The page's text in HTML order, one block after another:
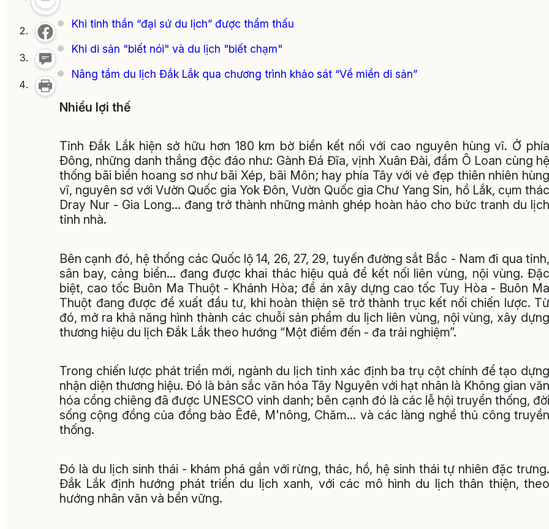
Khi tinh thần “đại sứ du lịch” được thẩm thấu
Khi di sản "biết nói" và du lịch "biết chạm"
Nâng tầm du lịch Đắk Lắk qua chương trình khảo sát “Về miền di sản”
Nhiều lợi thế
Tỉnh Đắk Lắk hiện sở hữu hơn 180 km bờ biển kết nối với cao nguyên hùng vĩ. Ở phía
Đông, những danh thắng độc đáo như: Gành Đá Đĩa, vịnh Xuân Đài, đầm Ô Loan cùng hệ
thống bãi biển hoang sơ như bãi Xép, bãi Môn; hay phía Tây với vẻ đẹp thiên nhiên hùng
vĩ, nguyên sơ với Vườn Quốc gia Yok Đôn, Vườn Quốc gia Chư Yang Sin, hồ Lắk, cụm thác
Dray Nur - Gia Long… đang trở thành những mảnh ghép hoàn hảo cho bức tranh du lịch
tỉnh nhà.
Bên cạnh đó, hệ thống các Quốc lộ 14, 26, 27, 29, tuyến đường sắt Bắc - Nam đi qua tỉnh,
sân bay, cảng biển… đang được khai thác hiệu quả để kết nối liên vùng, nội vùng. Đặc
biệt, cao tốc Buôn Ma Thuột - Khánh Hòa; đề án xây dựng cao tốc Tuy Hòa - Buôn Ma
Thuột đang được đề xuất đầu tư, khi hoàn thiện sẽ trở thành trục kết nối chiến lược. Từ
đó, mở ra khả năng hình thành các chuỗi sản phẩm du lịch liên vùng, nội vùng, xây dựng
thương hiệu du lịch Đắk Lắk theo hướng “Một điểm đến - đa trải nghiệm”.
Trong chiến lược phát triển mới, ngành du lịch tỉnh xác định ba trụ cột chính để tạo dựng
nhận diện thương hiệu. Đó là bản sắc văn hóa Tây Nguyên với hạt nhân là Không gian văn
hóa cồng chiêng đã được UNESCO vinh danh; bên cạnh đó là các lễ hội truyền thống, đời
sống cộng đồng của đồng bào Êđê, M'nông, Chăm… và các làng nghề thủ công truyền
thống.
Đó là du lịch sinh thái - khám phá gắn với rừng, thác, hồ, hệ sinh thái tự nhiên đặc trưng.
Đắk Lắk định hướng phát triển du lịch xanh, với các mô hình du lịch thân thiện, theo
hướng nhân văn và bền vững.